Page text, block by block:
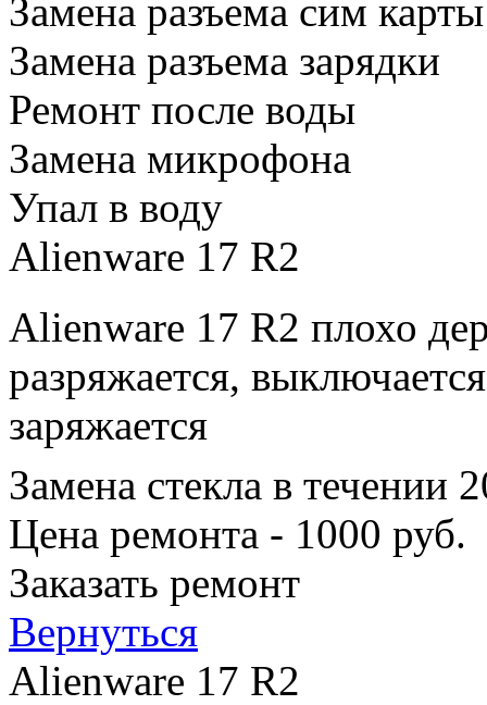
Замена разъема сим карты
Замена разъема зарядки
Ремонт после воды
Замена микрофона
Упал в воду
Alienware 17 R2
Alienware 17 R2 плохо
разряжается,
заряжается
Замена стекла в течении
Цена ремонта - 1000 руб.
Заказать ремонт
Вернуться
Alienware 17 R2